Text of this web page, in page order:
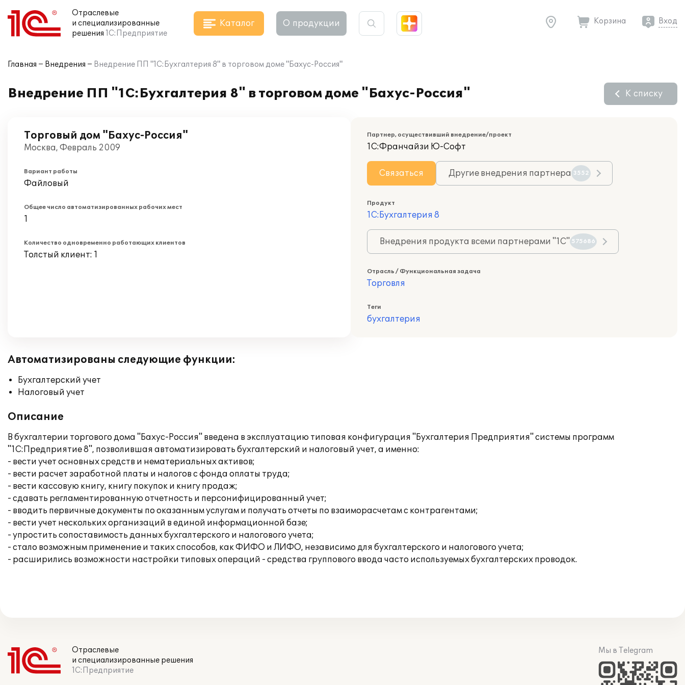
Отраслевые
и специализированные
решения 1С:Предприятие
Каталог О продукции Корзина Вход
Главная Внедрения Внедрение ПП "1С:Бухгалтерия 8" в торговом доме "Бахус-Россия"
Внедрение ПП "1С:Бухгалтерия 8" в торговом доме "Бахус-Россия" К списку
Торговый дом "Бахус-Россия"
Москва, Февраль 2009
Вариант работы
Файловый
Общее число автоматизированных рабочих мест
1
Количество одновременно работающих клиентов
Толстый клиент: 1
Партнер, осуществивший внедрение/проект
1С:Франчайзи Ю-Софт
Связаться Другие внедрения партнера 3552
Продукт
1С:Бухгалтерия 8
Внедрения продукта всеми партнерами "1С" 575686
Отрасль / Функциональная задача
Торговля
Теги
бухгалтерия
Автоматизированы следующие функции:
Бухгалтерский учет
Налоговый учет
Описание
В бухгалтерии торгового дома "Бахус-Россия" введена в эксплуатацию типовая конфигурация "Бухгалтерия Предприятия" системы программ
"1С:Предприятие 8", позволившая автоматизировать бухгалтерский и налоговый учет, а именно:
- вести учет основных средств и нематериальных активов;
- вести расчет заработной платы и налогов с фонда оплаты труда;
- вести кассовую книгу, книгу покупок и книгу продаж;
- сдавать регламентированную отчетность и персонифицированный учет;
- вводить первичные документы по оказанным услугам и получать отчеты по взаиморасчетам с контрагентами;
- вести учет нескольких организаций в единой информационной базе;
- упростить сопоставимость данных бухгалтерского и налогового учета;
- стало возможным применение и таких способов, как ФИФО и ЛИФО, независимо для бухгалтерского и налогового учета;
- расширились возможности настройки типовых операций - средства группового ввода часто используемых бухгалтерских проводок.
Отраслевые
и специализированные решения
1С:Предприятие
Мы в Telegram